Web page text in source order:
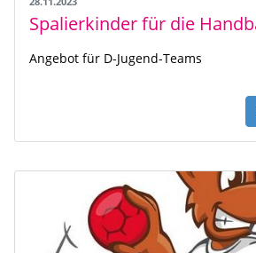
Angebot für D-Jugend-Teams